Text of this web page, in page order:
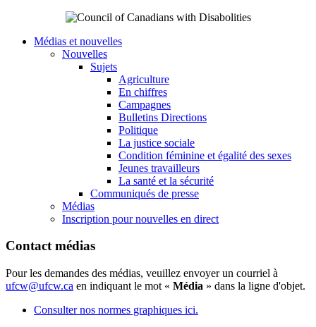
Médias et nouvelles
Nouvelles
Sujets
Agriculture
En chiffres
Campagnes
Bulletins Directions
Politique
La justice sociale
Condition féminine et égalité des sexes
Jeunes travailleurs
La santé et la sécurité
Communiqués de presse
Médias
Inscription pour nouvelles en direct
Contact médias
Pour les demandes des médias, veuillez envoyer un courriel à
ufcw@ufcw.ca en indiquant le mot « Média » dans la ligne d'objet.
Consulter nos normes graphiques ici.